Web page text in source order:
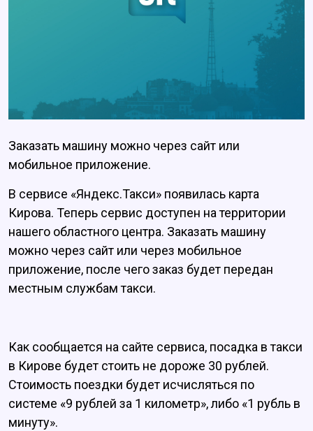
Заказать машину можно через сайт или
мобильное приложение.
В сервисе «Яндекс.Такси» появилась карта
Кирова. Теперь сервис доступен на территории
нашего областного центра. Заказать машину
можно через сайт или через мобильное
приложение, после чего заказ будет передан
местным службам такси.
Как сообщается на сайте сервиса, посадка в такси
в Кирове будет стоить не дороже 30 рублей.
Стоимость поездки будет исчисляться по
системе «9 рублей за 1 километр», либо «1 рубль в
минуту».